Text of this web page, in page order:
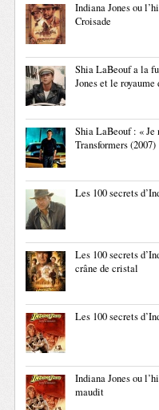
Indiana Jones ou
Croisade
Shia LaBeouf a la
Jones et le
Shia LaBeouf : «
Transformers (2007)
Les 100 secrets
Les 100 secrets
crâne de cristal
Les 100 secrets
Indiana Jones ou
maudit